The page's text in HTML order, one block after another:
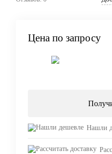
Цена по запросу
Нашли